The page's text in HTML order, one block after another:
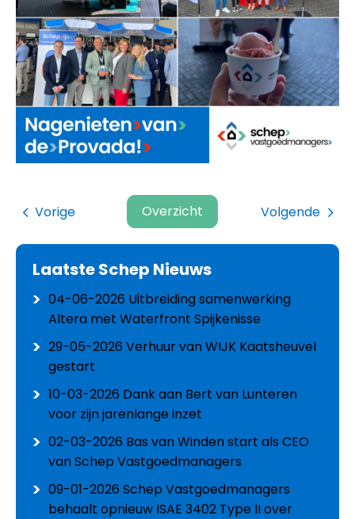
Volgende
Overzicht
Vorige
Laatste Schep Nieuws
04-06-2026 Uitbreiding samenwerking
Altera met Waterfront Spijkenisse
29-05-2026 Verhuur van WIJK Kaatsheuvel
gestart
10-03-2026 Dank aan Bert van Lunteren
voor zijn jarenlange inzet
02-03-2026 Bas van Winden start als CEO
van Schep Vastgoedmanagers
09-01-2026 Schep Vastgoedmanagers
behaalt opnieuw ISAE 3402 Type II over